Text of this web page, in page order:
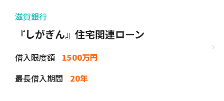
滋賀銀行
『しがぎん』住宅関連ローン
借入限度額
1500万円
最長借入期間
20年